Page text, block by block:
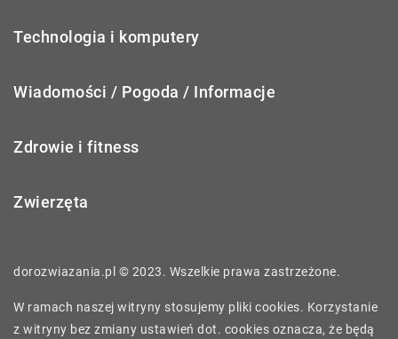
Technologia i komputery
Wiadomości / Pogoda / Informacje
Zdrowie i fitness
Zwierzęta
dorozwiazania.pl © 2023. Wszelkie prawa zastrzeżone.
W ramach naszej witryny stosujemy pliki cookies. Korzystanie
z witryny bez zmiany ustawień dot. cookies oznacza, że będą